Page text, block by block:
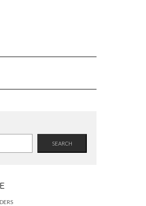
SEARCH